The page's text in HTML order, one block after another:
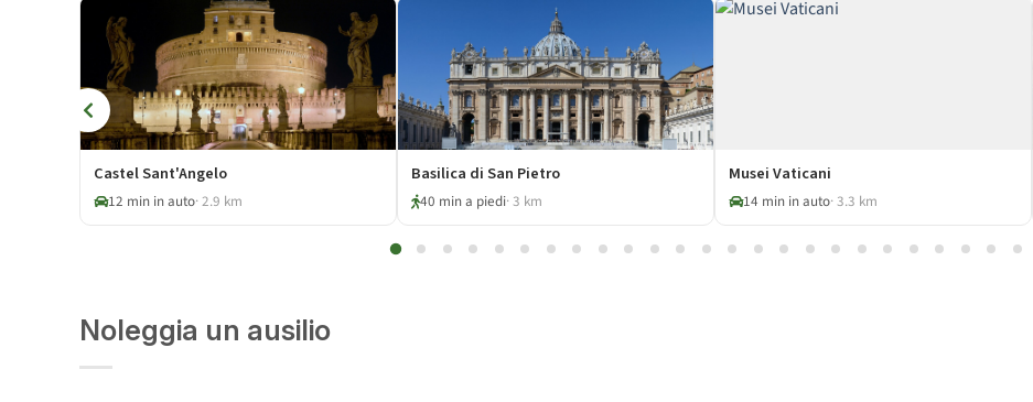
Castel Sant'Angelo
12 min in auto· 2.9 km
Basilica di San Pietro
40 min a piedi· 3 km
Musei Vaticani
14 min in auto· 3.3 km
Noleggia un ausilio